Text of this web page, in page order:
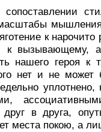
к
к вызы­вающему, а
нашего героя
нет и не может
в друга,
места покою, а